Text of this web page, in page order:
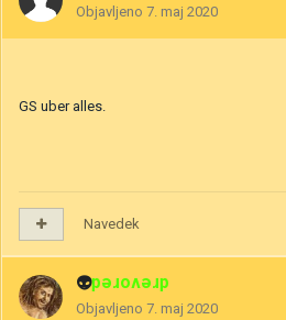
Objavljeno 7. maj 2020
GS uber alles.
Navedek
👽drevored
Objavljeno 7. maj 2020